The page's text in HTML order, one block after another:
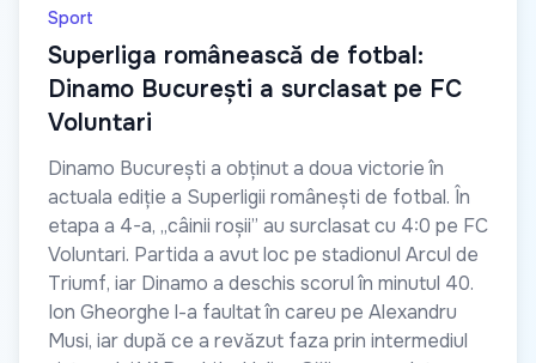
Sport
Superliga românească de fotbal:
Dinamo București a surclasat pe FC
Voluntari
Dinamo București a obținut a doua victorie în
actuala ediție a Superligii românești de fotbal. În
etapa a 4-a, „câinii roșii” au surclasat cu 4:0 pe FC
Voluntari. Partida a avut loc pe stadionul Arcul de
Triumf, iar Dinamo a deschis scorul în minutul 40.
Ion Gheorghe l-a faultat în careu pe Alexandru
Musi, iar după ce a revăzut faza prin intermediul